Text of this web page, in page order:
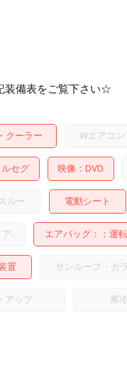
装備表をご覧下さい☆
クーラー Wエアコン
ルセグ 映像 DVD
ルー 電動シート
ア- エアバッグ： 運
置 サンルーフ・ガ
アップ 寒